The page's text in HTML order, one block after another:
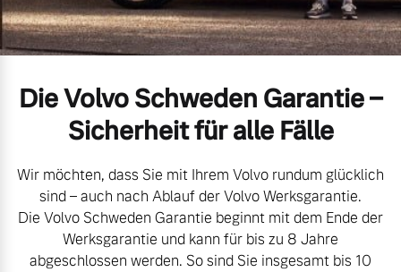
Gebrauchtwagen
Aktuelle Zubehörangebote
Zubehörkatalog
Aktuelle Serviceangebote
Service by Volvo
Unsere News & Events
Die Volvo Schweden Garantie –
Sicherheit für alle Fälle
Wir möchten, dass Sie mit Ihrem Volvo rundum glücklich
sind – auch nach Ablauf der Volvo Werksgarantie.
Die Volvo Schweden Garantie beginnt mit dem Ende der
Werksgarantie und kann für bis zu 8 Jahre
abgeschlossen werden. So sind Sie insgesamt bis 10